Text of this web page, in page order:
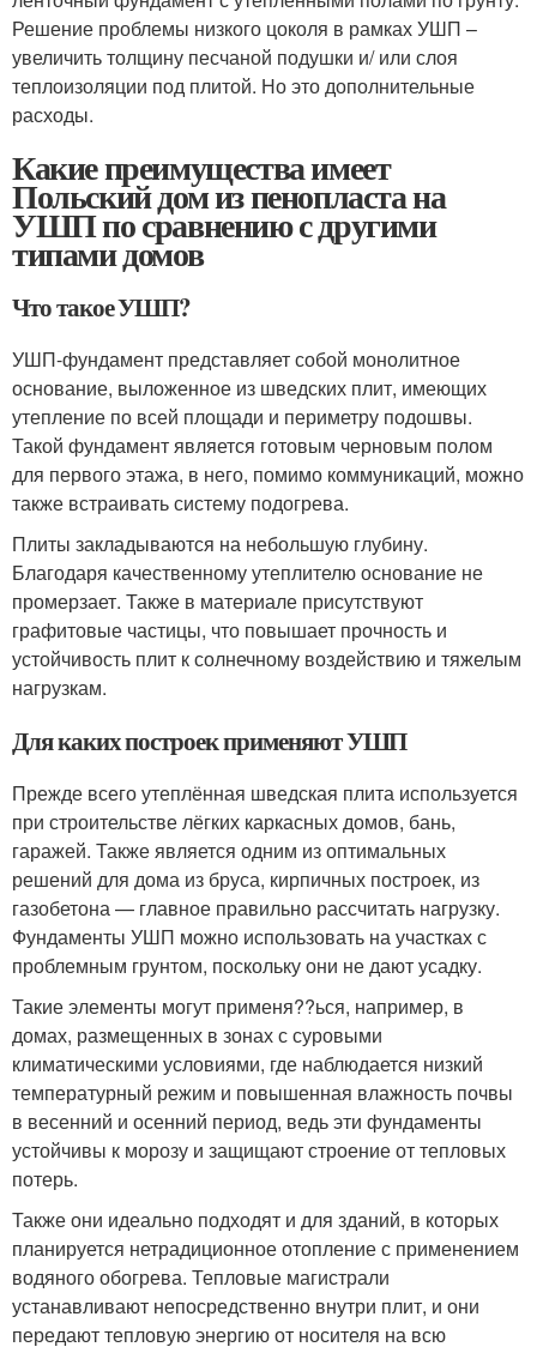
Решение проблемы низкого цоколя в рамках УШП –
увеличить толщину песчаной подушки и/ или слоя
теплоизоляции под плитой. Но это дополнительные
расходы.
Какие преимущества имеет
Польский дом из пенопласта на
УШП по сравнению с другими
типами домов
Что такое УШП?
УШП-фундамент представляет собой монолитное
основание, выложенное из шведских плит, имеющих
утепление по всей площади и периметру подошвы.
Такой фундамент является готовым черновым полом
для первого этажа, в него, помимо коммуникаций, можно
также встраивать систему подогрева.
Плиты закладываются на небольшую глубину.
Благодаря качественному утеплителю основание не
промерзает. Также в материале присутствуют
графитовые частицы, что повышает прочность и
устойчивость плит к солнечному воздействию и тяжелым
нагрузкам.
Для каких построек применяют УШП
Прежде всего утеплённая шведская плита используется
при строительстве лёгких каркасных домов, бань,
гаражей. Также является одним из оптимальных
решений для дома из бруса, кирпичных построек, из
газобетона — главное правильно рассчитать нагрузку.
Фундаменты УШП можно использовать на участках с
проблемным грунтом, поскольку они не дают усадку.
Такие элементы могут применя??ься, например, в
домах, размещенных в зонах с суровыми
климатическими условиями, где наблюдается низкий
температурный режим и повышенная влажность почвы
в весенний и осенний период, ведь эти фундаменты
устойчивы к морозу и защищают строение от тепловых
потерь.
Также они идеально подходят и для зданий, в которых
планируется нетрадиционное отопление с применением
водяного обогрева. Тепловые магистрали
устанавливают непосредственно внутри плит, и они
передают тепловую энергию от носителя на всю